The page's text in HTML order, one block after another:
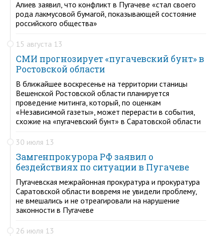
Алиев заявил, что конфликт в Пугачеве «стал своего
рода лакмусовой бумагой, показывающей состояние
российского общества»
15 августа 13
СМИ прогнозирует «пугачевский бунт» в
Ростовской области
В ближайшее воскресенье на территории станицы
Вешенской Ростовской области планируется
проведение митинга, который, по оценкам
«Независимой газеты», может перерасти в события,
схожие на «пугачевский бунт» в Саратовской области
30 июля 13
Замгенпрокурора РФ заявил о
бездействиях по ситуации в Пугачеве
Пугачевская межрайонная прокуратура и прокуратура
Саратовской области вовремя не увидели проблему,
не вмешались и не отреагировали на нарушение
законности в Пугачеве
26 июля 13